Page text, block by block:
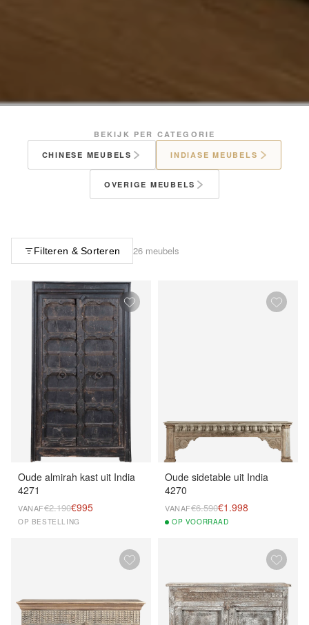
BEKIJK PER CATEGORIE
CHINESE MEUBELS
INDIASE MEUBELS
OVERIGE MEUBELS
Filteren & Sorteren 26 meubels
Oude almirah kast uit India
4271
VANAF€2.190€995
OP BESTELLING
Oude sidetable uit India
4270
VANAF€6.590€1.998
OP VOORRAAD